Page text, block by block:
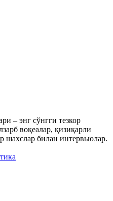
– энг сўнгги тезкор
воқеалар, қизиқарли
шахслар билан интервьюлар.